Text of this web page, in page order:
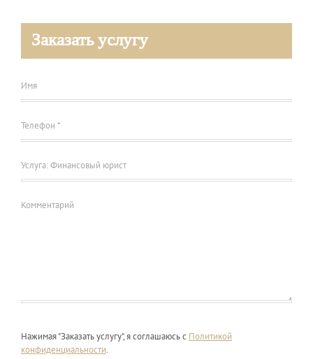
Заказать услугу
Нажимая "Заказать услугу", я соглашаюсь с Политикой
конфиденциальности.